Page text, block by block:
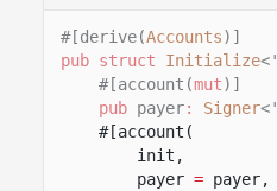
#[derive(Accounts)]
pub struct
Initialize<'
#[account(mut)]
pub payer: Signer<'
#[account(
init,
payer = payer,